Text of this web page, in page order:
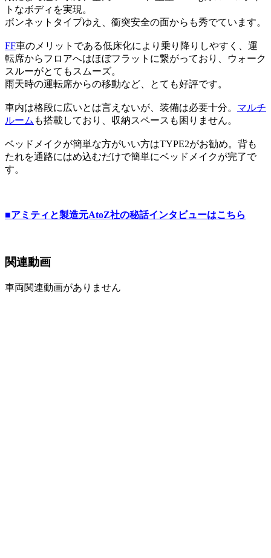
トなボディを実現。
ボンネットタイプゆえ、衝突安全の面からも秀でています。
FF車のメリットである低床化により乗り降りしやすく、運
転席からフロアへはほぼフラットに繋がっており、ウォーク
スルーがとてもスムーズ。
雨天時の運転席からの移動など、とても好評です。
車内は格段に広いとは言えないが、装備は必要十分。 マルチ
ルーム も搭載しており、収納スペースも困りません。
ベッドメイクが簡単な方がいい方はTYPE2がお勧め。背も
たれを通路にはめ込むだけで簡単にベッドメイクが完了で
す。
■アミティと製造元AtoZ社の秘話インタビューはこちら
関連動画
車両関連動画がありません